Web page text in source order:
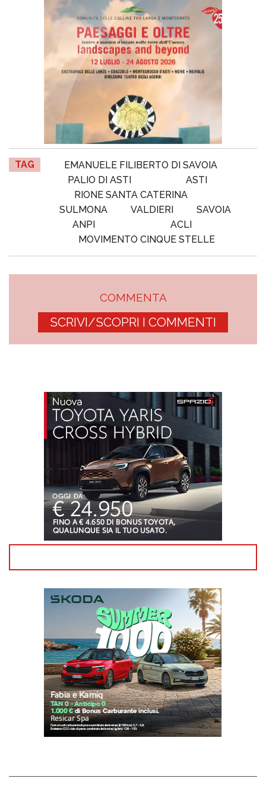
TAG
EMANUELE FILIBERTO DI SAVOIA
PALIO DI ASTI
ASTI
RIONE SANTA CATERINA
SULMONA
VALDIERI
SAVOIA
ANPI
ACLI
MOVIMENTO CINQUE STELLE
COMMENTA
SCRIVI/SCOPRI I COMMENTI